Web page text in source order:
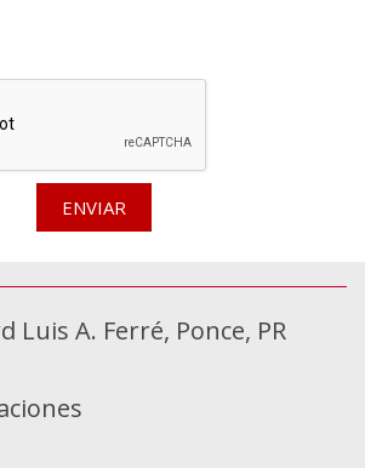
ENVIAR
Luis A. Ferré, Ponce, PR